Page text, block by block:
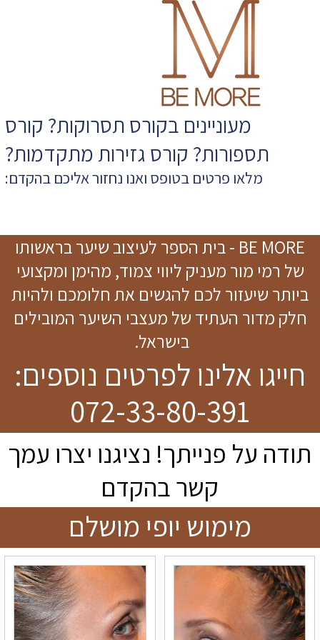
מעוניינים בקורס תסרוקות? קורס
תספורות? קורס גזירות מתקדמות?
מלאו פרטים בטופס ואנו נחזור אליכם בהקדם:
BE MORE - בית הספר לעיצוב שיער בראשותו
של רמי מור מעניק ליווי צמוד, מהימן ומקצועי
ביותר שיעזור לכם להגשים את חלומכם ולהיות
חלק מדור העתיד של מעצבי השיער המובילים
בישראל.
חייגו אלינו לפרטים נוספים:
072-33-80-391
מימוש יופי מושלם
תודה על פנייתך! נציגנו יצרו עמך
קשר בהקדם